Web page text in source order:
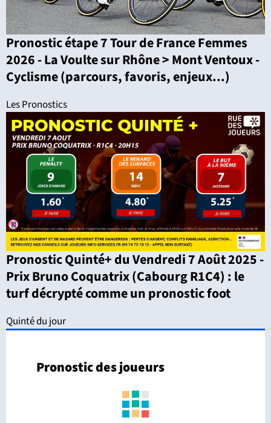
Pronostic étape 7 Tour de France Femmes
2026 - La Voulte sur Rhône > Mont Ventoux -
Cyclisme (parcours, favoris, enjeux...)
Les Pronostics
Pronostic Quinté+ du Vendredi 7 Août 2025 -
Prix Bruno Coquatrix (Cabourg R1C4) : le
turf décrypté comme un pronostic foot
Quinté du jour
Pronostic des joueurs